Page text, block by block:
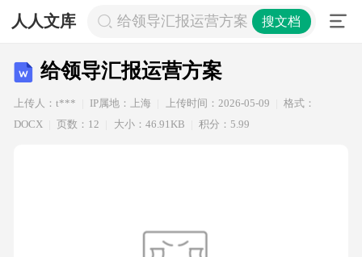
人人文库 给领导汇报运营方案 搜文档
给领导汇报运营方案
上传人：t*** IP属地：上海 上传时间：2026-05-09
格式：
DOCX
页数：12 大小：46.91KB 积分：5.99